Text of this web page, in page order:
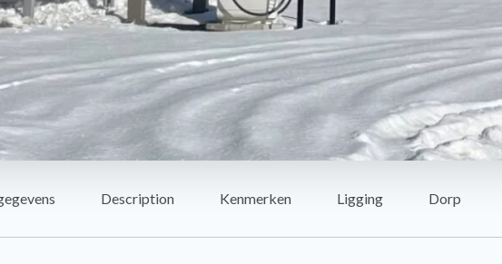
Description Kenmerken Ligging Dorp